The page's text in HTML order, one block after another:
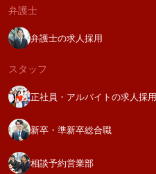
弁護士
弁護士の求人採用
スタッフ
正社員・アルバイトの求人採用
新卒・準新卒総合職
相談予約営業部